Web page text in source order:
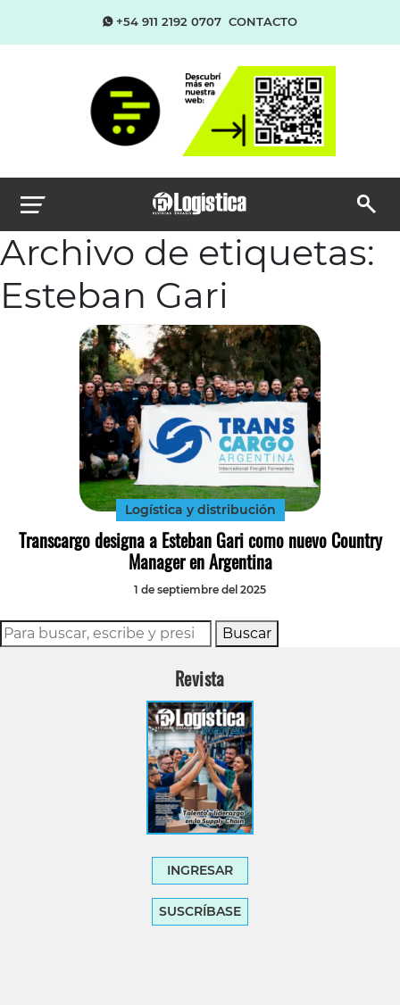
+54 911 2192 0707 CONTACTO
Archivo de etiquetas:
Esteban Gari
Logística y distribución
Transcargo designa a Esteban Gari como nuevo Country
Manager en Argentina
1 de septiembre del 2025
Buscar
Revista
INGRESAR
SUSCRÍBASE